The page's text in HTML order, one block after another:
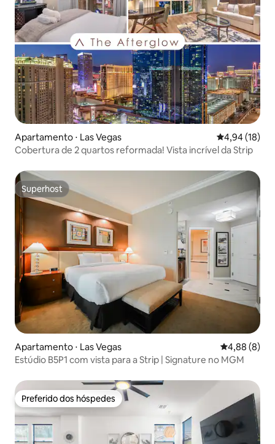
Apartamento ⋅ Las Vegas 4,94 de uma
4,94 (18)
Cobertura de 2 quartos reformada! Vista incrível da Strip
Superhost
Superhost
Apartamento ⋅ Las Vegas 4,88 de uma
4,88 (8)
Estúdio B5P1 com vista para a Strip | Signature no MGM
Preferido dos hóspedes
Preferido dos hóspedes